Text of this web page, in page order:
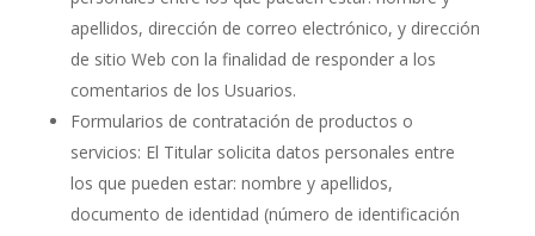
apellidos, dirección de correo electrónico, y dirección
de sitio Web con la finalidad de responder a los
comentarios de los Usuarios.
Formularios de contratación de productos o
servicios: El Titular solicita datos personales entre
los que pueden estar: nombre y apellidos,
documento de identidad (número de identificación